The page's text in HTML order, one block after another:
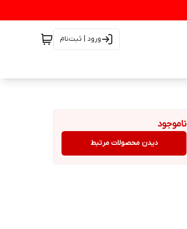
ورود | ثبت‌نام
ناموجود
دیدن محصولات مرتبط